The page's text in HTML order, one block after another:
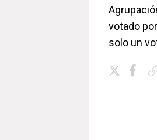
votado
solo un